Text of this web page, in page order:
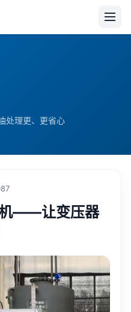
处理更、更省心
机——让变压器